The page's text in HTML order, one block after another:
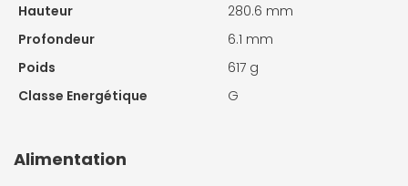
Hauteur
280.6 mm
Profondeur
6.1 mm
Poids
617 g
Classe Energétique
G
Alimentation